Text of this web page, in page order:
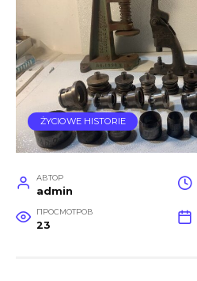
ŻYCIOWE HISTORIE
АВТОР
admin
ПРОСМОТРОВ
23